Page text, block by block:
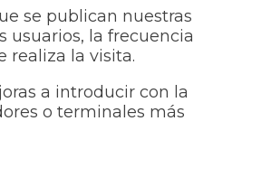
se publican nuestras
usuarios, la frecuencia
realiza la visita.
a introducir con la
o terminales más